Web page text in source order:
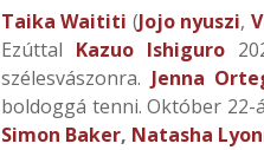
Taika Waititi (Jojo nyuszi,
Ezúttal Kazuo Ishiguro
szélesvászonra. Jenna
boldoggá tenni. Október
Simon Baker, Natasha